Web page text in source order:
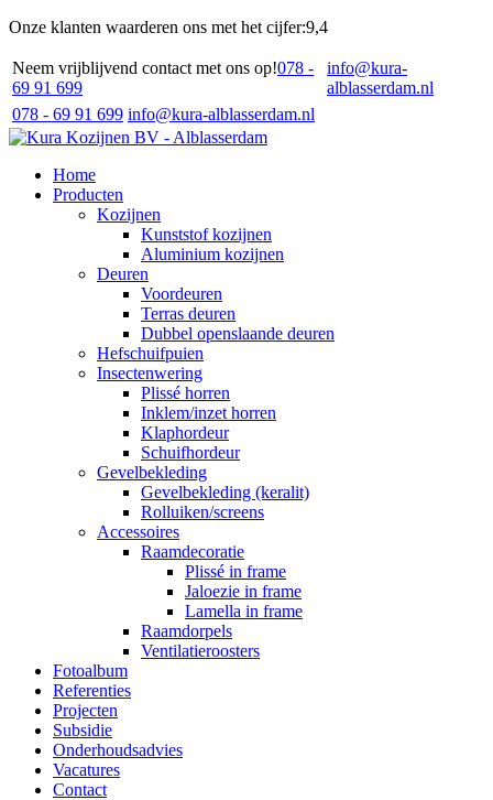
Onze klanten waarderen ons met het cijfer:9,4
Neem vrijblijvend contact met ons op!078 -
69 91 699
info@kura-
alblasserdam.nl
078 - 69 91 699 info@kura-alblasserdam.nl
Home
Producten
Kozijnen
Kunststof kozijnen
Aluminium kozijnen
Deuren
Voordeuren
Terras deuren
Dubbel openslaande deuren
Hefschuifpuien
Insectenwering
Plissé horren
Inklem/inzet horren
Klaphordeur
Schuifhordeur
Gevelbekleding
Gevelbekleding (keralit)
Rolluiken/screens
Accessoires
Raamdecoratie
Plissé in frame
Jaloezie in frame
Lamella in frame
Raamdorpels
Ventilatieroosters
Fotoalbum
Referenties
Projecten
Subsidie
Onderhoudsadvies
Vacatures
Contact